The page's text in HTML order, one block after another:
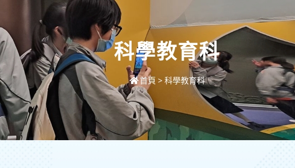
科學教育科
首頁 > 科學教育科